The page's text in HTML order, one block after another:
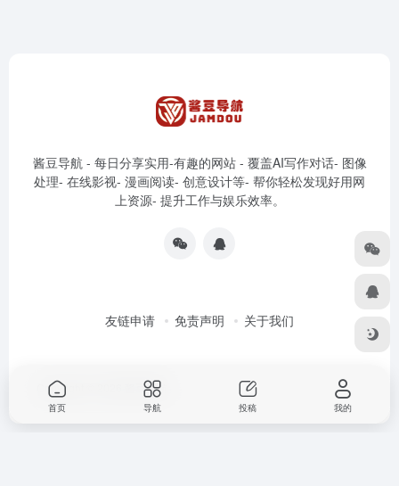
酱豆导航 - 每日分享实用-有趣的网站 - 覆盖AI写作对话- 图像
处理- 在线影视- 漫画阅读- 创意设计等- 帮你轻松发现好用网
上资源- 提升工作与娱乐效率。
友链申请 免责声明 关于我们
Copyright © 2026 酱豆导航
首页 导航 投稿 我的